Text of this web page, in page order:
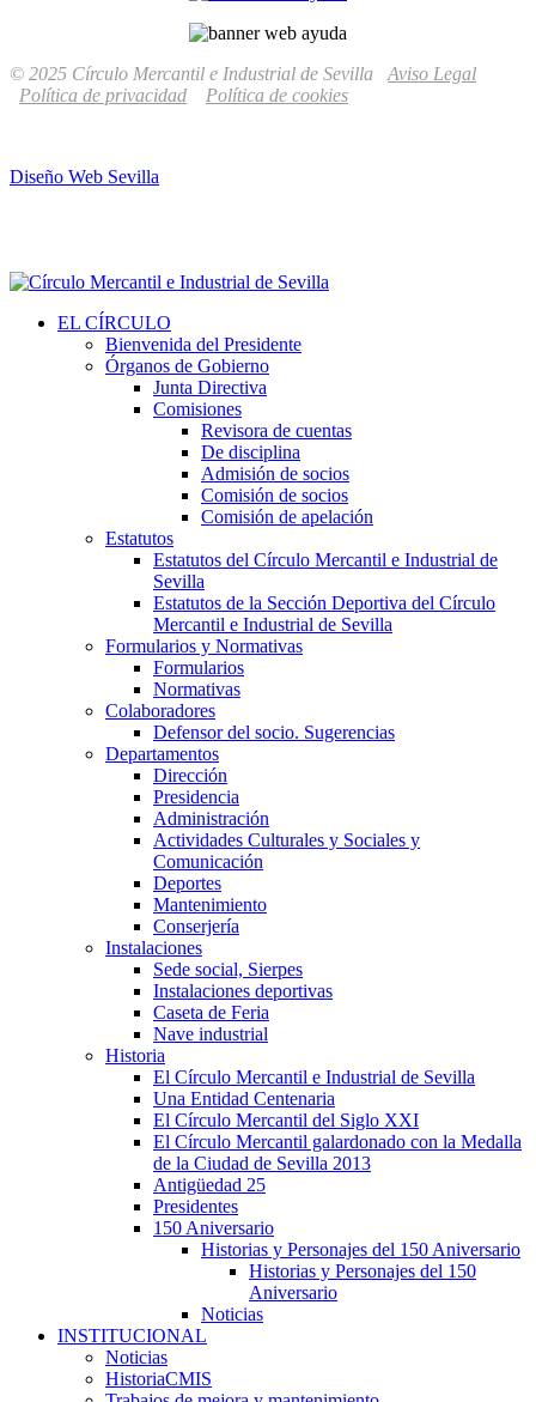
© 2025 Círculo Mercantil e Industrial de Sevilla Aviso Legal
Política de privacidad
Política de cookies
Diseño Web Sevilla
EL CÍRCULO
Bienvenida del Presidente
Órganos de Gobierno
Junta Directiva
Comisiones
Revisora de cuentas
De disciplina
Admisión de socios
Comisión de socios
Comisión de apelación
Estatutos
Estatutos del Círculo Mercantil e Industrial de
Sevilla
Estatutos de la Sección Deportiva del Círculo
Mercantil e Industrial de Sevilla
Formularios y Normativas
Formularios
Normativas
Colaboradores
Defensor del socio. Sugerencias
Departamentos
Dirección
Presidencia
Administración
Actividades Culturales y Sociales y
Comunicación
Deportes
Mantenimiento
Conserjería
Instalaciones
Sede social, Sierpes
Instalaciones deportivas
Caseta de Feria
Nave industrial
Historia
El Círculo Mercantil e Industrial de Sevilla
Una Entidad Centenaria
El Círculo Mercantil del Siglo XXI
El Círculo Mercantil galardonado con la Medalla
de la Ciudad de Sevilla 2013
Antigüedad 25
Presidentes
150 Aniversario
Historias y Personajes del 150 Aniversario
Historias y Personajes del 150
Aniversario
Noticias
INSTITUCIONAL
Noticias
HistoriaCMIS